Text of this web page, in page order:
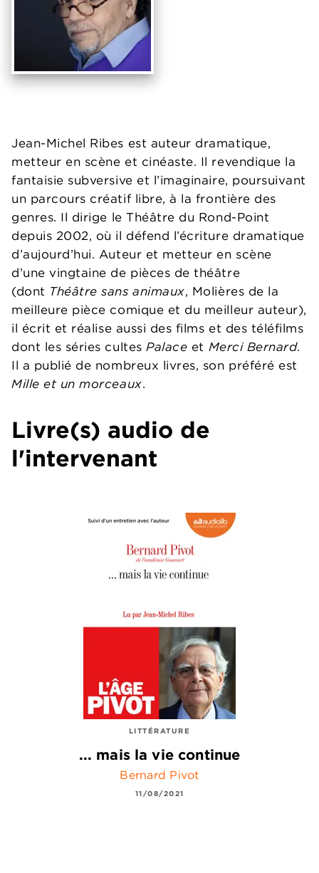
Jean-Michel Ribes est auteur dramatique,
metteur en scène et cinéaste. Il revendique la
fantaisie subversive et l’imaginaire, poursuivant
un parcours créatif libre, à la frontière des
genres. Il dirige le Théâtre du Rond-Point
depuis 2002, où il défend l’écriture dramatique
d’aujourd’hui. Auteur et metteur en scène
d’une vingtaine de pièces de théâtre
(dont Théâtre sans animaux, Molières de la
meilleure pièce comique et du meilleur auteur),
il écrit et réalise aussi des films et des téléfilms
dont les séries cultesPalace et Merci Bernard.
Il a publié de nombreux livres, son préféré est
Mille et un morceaux.
Livre(s) audio de
l'intervenant
LITTÉRATURE
... mais la vie continue
Bernard Pivot
11/08/2021